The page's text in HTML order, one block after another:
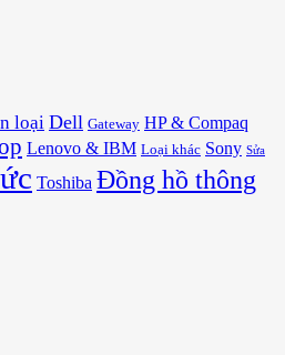
loại Dell Gateway HP & Compaq
Lenovo & IBM Loại khác Sony Sửa
Toshiba Đồng hồ thông